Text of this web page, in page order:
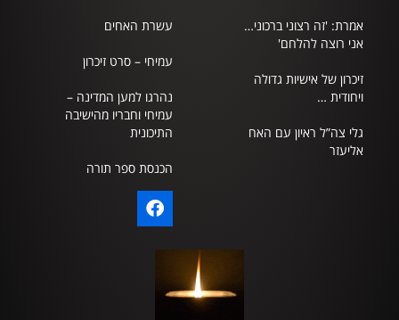
אמרת: 'זה רצוני ברכוני…
אני רוצה להלחם'
זיכרון של אישיות גדולה
ויחודית …
גלי צה”ל ראיון עם האח
אליעזר
עשרת האחים
עמיחי – סרט זיכרון
נהרגו למען המדינה –
עמיחי וחבריו מהישיבה
התיכונית
הכנסת ספר תורה